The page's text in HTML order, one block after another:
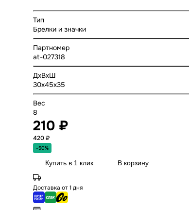
Тип
Брелки и значки
Партномер
at-027318
ДхВхШ
30x45x35
Вес
8
210 ₽
420 ₽
-50%
Купить в 1 клик В корзину
Доставка от 1 дня